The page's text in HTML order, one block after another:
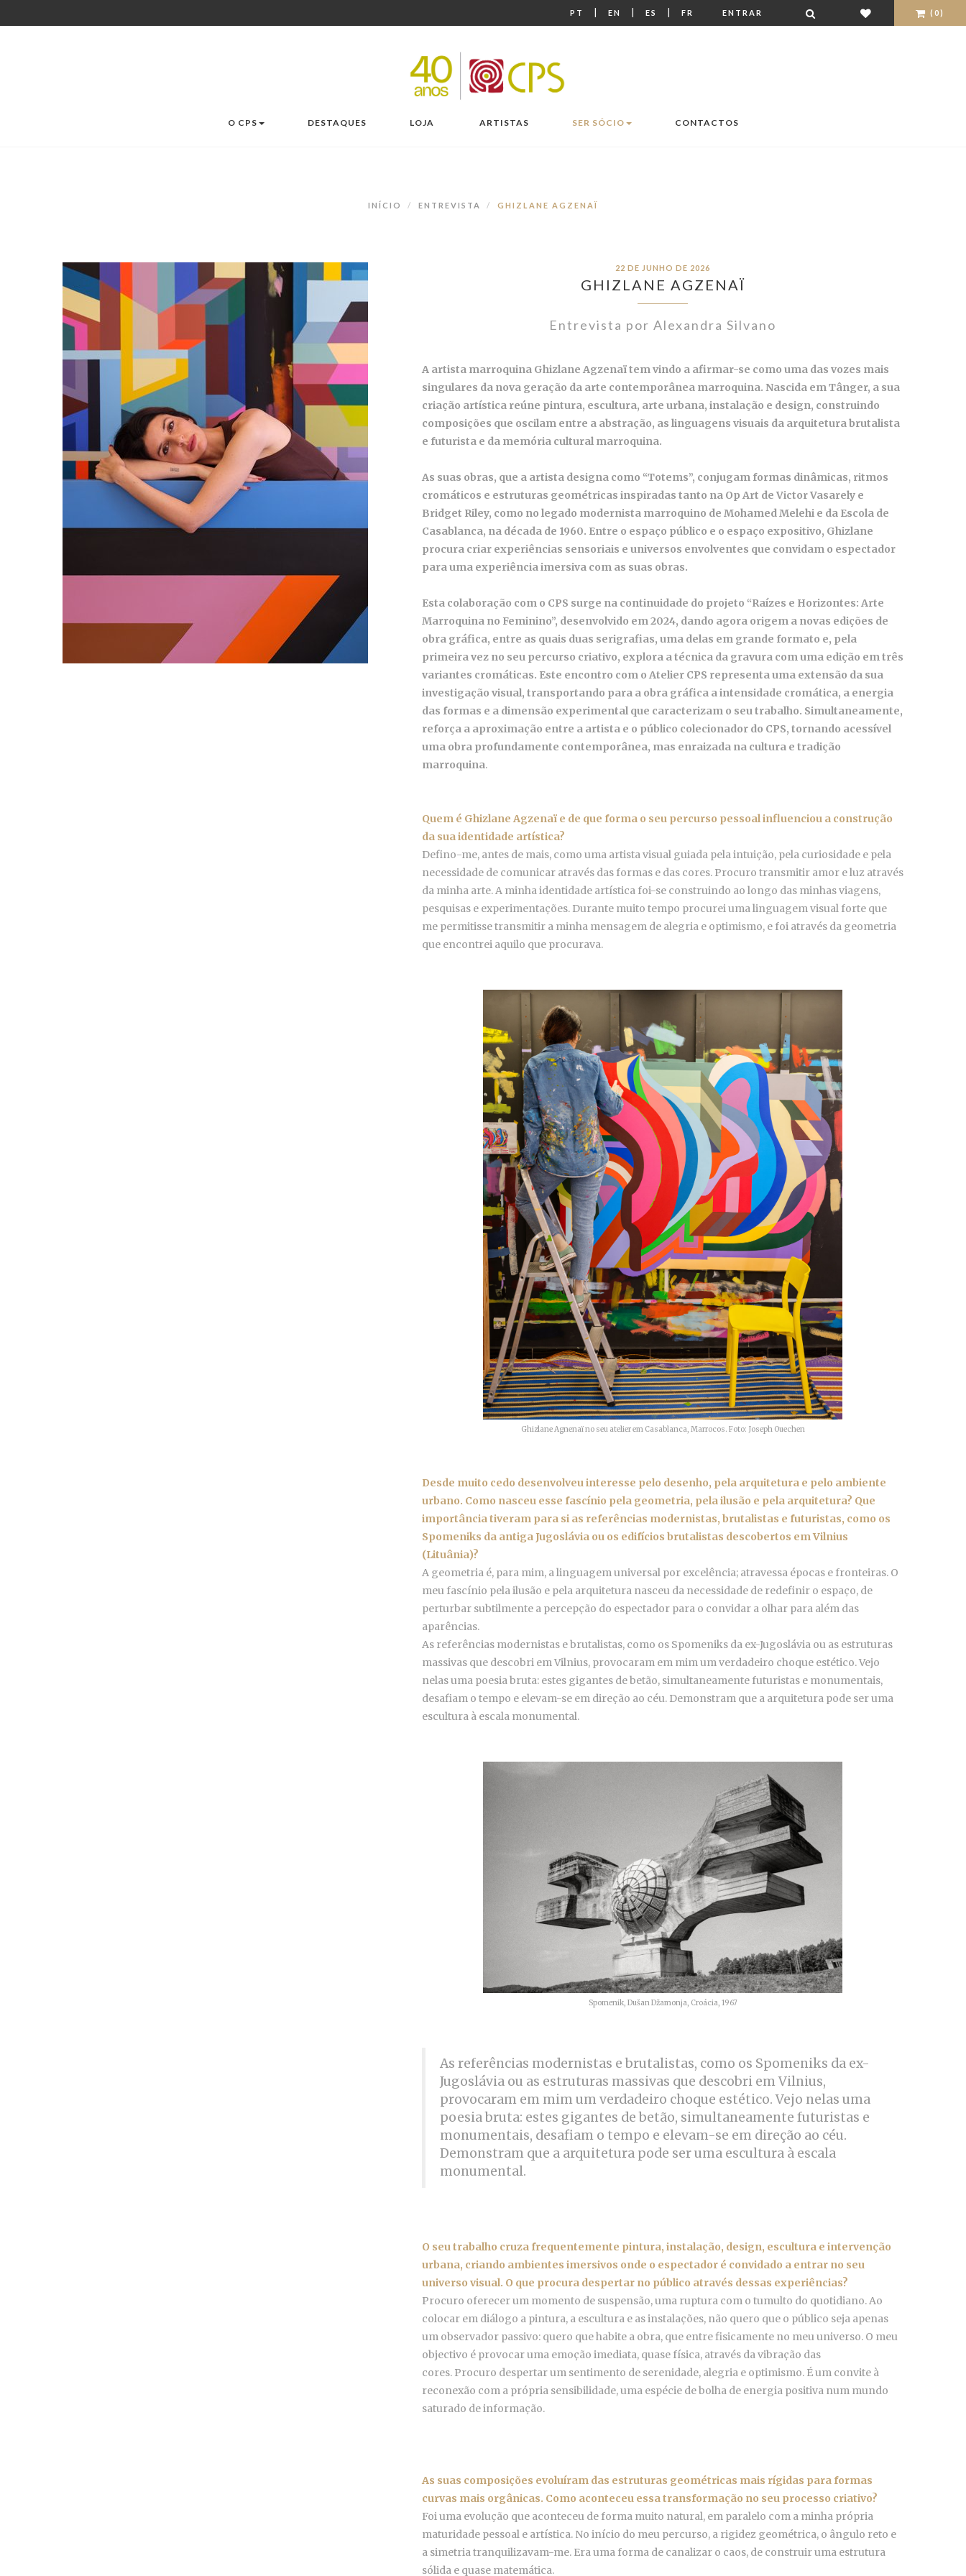
PT | EN | ES | FR ENTRAR (0)
O CPS DESTAQUES LOJA ARTISTAS SER SÓCIO CONTACTOS
INÍCIO ENTREVISTA GHIZLANE AGZENAÏ
22 DE JUNHO DE 2026
GHIZLANE AGZENAÏ
Entrevista por Alexandra Silvano
A artista marroquina Ghizlane Agzenaï tem vindo a afirmar-se como uma das vozes mais
singulares da nova geração da arte contemporânea marroquina. Nascida em Tânger, a sua
criação artística reúne pintura, escultura, arte urbana, instalação e design, construindo
composições que oscilam entre a abstração, as linguagens visuais da arquitetura brutalista
e futurista e da memória cultural marroquina.
As suas obras, que a artista designa como “Totems”, conjugam formas dinâmicas, ritmos
cromáticos e estruturas geométricas inspiradas tanto na Op Art de Victor Vasarely e
Bridget Riley, como no legado modernista marroquino de Mohamed Melehi e da Escola de
Casablanca, na década de 1960. Entre o espaço público e o espaço expositivo, Ghizlane
procura criar experiências sensoriais e universos envolventes que convidam o espectador
para uma experiência imersiva com as suas obras.
Esta colaboração com o CPS surge na continuidade do projeto “Raízes e Horizontes: Arte
Marroquina no Feminino”, desenvolvido em 2024, dando agora origem a novas edições de
obra gráfica, entre as quais duas serigrafias, uma delas em grande formato e, pela
primeira vez no seu percurso criativo, explora a técnica da gravura com uma edição em três
variantes cromáticas. Este encontro com o Atelier CPS representa uma extensão da sua
investigação visual, transportando para a obra gráfica a intensidade cromática, a energia
das formas e a dimensão experimental que caracterizam o seu trabalho. Simultaneamente,
reforça a aproximação entre a artista e o público colecionador do CPS, tornando acessível
uma obra profundamente contemporânea, mas enraizada na cultura e tradição
marroquina.
Quem é Ghizlane Agzenaï e de que forma o seu percurso pessoal influenciou a construção
da sua identidade artística?
Defino-me, antes de mais, como uma artista visual guiada pela intuição, pela curiosidade e pela
necessidade de comunicar através das formas e das cores. Procuro transmitir amor e luz através
da minha arte. A minha identidade artística foi-se construindo ao longo das minhas viagens,
pesquisas e experimentações. Durante muito tempo procurei uma linguagem visual forte que
me permitisse transmitir a minha mensagem de alegria e optimismo, e foi através da geometria
que encontrei aquilo que procurava.
Ghizlane Agnenaï no seu atelier em Casablanca, Marrocos. Foto: Joseph Ouechen
Desde muito cedo desenvolveu interesse pelo desenho, pela arquitetura e pelo ambiente
urbano. Como nasceu esse fascínio pela geometria, pela ilusão e pela arquitetura? Que
importância tiveram para si as referências modernistas, brutalistas e futuristas, como os
Spomeniks da antiga Jugoslávia ou os edifícios brutalistas descobertos em Vilnius
(Lituânia)?
A geometria é, para mim, a linguagem universal por excelência; atravessa épocas e fronteiras. O
meu fascínio pela ilusão e pela arquitetura nasceu da necessidade de redefinir o espaço, de
perturbar subtilmente a percepção do espectador para o convidar a olhar para além das
aparências.
As referências modernistas e brutalistas, como os Spomeniks da ex-Jugoslávia ou as estruturas
massivas que descobri em Vilnius, provocaram em mim um verdadeiro choque estético. Vejo
nelas uma poesia bruta: estes gigantes de betão, simultaneamente futuristas e monumentais,
desafiam o tempo e elevam-se em direção ao céu. Demonstram que a arquitetura pode ser uma
escultura à escala monumental.
Spomenik, Dušan Džamonja, Croácia, 1967
As referências modernistas e brutalistas, como os Spomeniks da ex-
Jugoslávia ou as estruturas massivas que descobri em Vilnius,
provocaram em mim um verdadeiro choque estético. Vejo nelas uma
poesia bruta: estes gigantes de betão, simultaneamente futuristas e
monumentais, desafiam o tempo e elevam-se em direção ao céu.
Demonstram que a arquitetura pode ser uma escultura à escala
monumental.
O seu trabalho cruza frequentemente pintura, instalação, design, escultura e intervenção
urbana, criando ambientes imersivos onde o espectador é convidado a entrar no seu
universo visual. O que procura despertar no público através dessas experiências?
Procuro oferecer um momento de suspensão, uma ruptura com o tumulto do quotidiano. Ao
colocar em diálogo a pintura, a escultura e as instalações, não quero que o público seja apenas
um observador passivo: quero que habite a obra, que entre fisicamente no meu universo. O meu
objectivo é provocar uma emoção imediata, quase física, através da vibração das
cores. Procuro despertar um sentimento de serenidade, alegria e optimismo. É um convite à
reconexão com a própria sensibilidade, uma espécie de bolha de energia positiva num mundo
saturado de informação.
As suas composições evoluíram das estruturas geométricas mais rígidas para formas
curvas mais orgânicas. Como aconteceu essa transformação no seu processo criativo?
Foi uma evolução que aconteceu de forma muito natural, em paralelo com a minha própria
maturidade pessoal e artística. No início do meu percurso, a rigidez geométrica, o ângulo reto e
a simetria tranquilizavam-me. Era uma forma de canalizar o caos, de construir uma estrutura
sólida e quase matemática.